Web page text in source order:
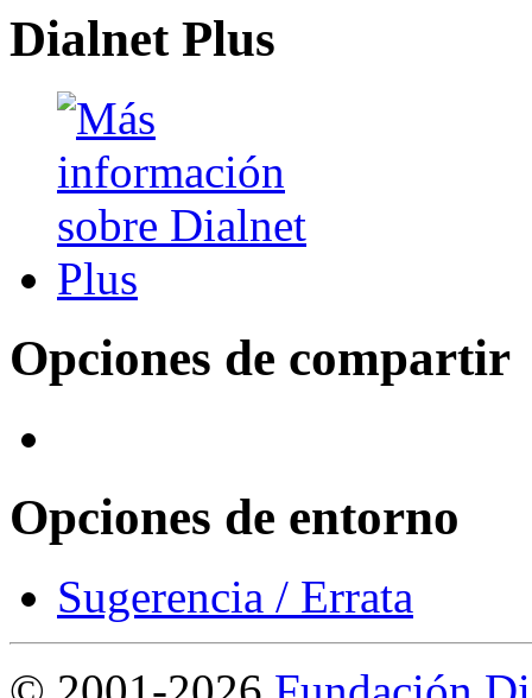
Dialnet Plus
Opciones de compartir
Opciones de entorno
Sugerencia / Errata